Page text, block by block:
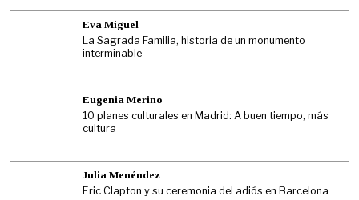
Eva Miguel
La Sagrada Familia, historia de un monumento
interminable
Eugenia Merino
10 planes culturales en Madrid: A buen tiempo, más
cultura
Julia Menéndez
Eric Clapton y su ceremonia del adiós en Barcelona